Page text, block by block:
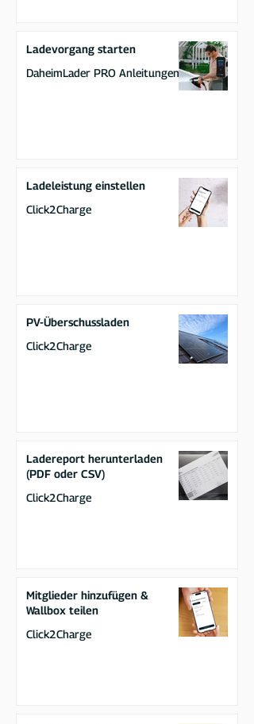
Ladevorgang starten
DaheimLader PRO Anleitungen
Ladeleistung einstellen
Click2Charge
PV-Überschussladen
Click2Charge
Ladereport herunterladen
(PDF oder CSV)
Click2Charge
Mitglieder hinzufügen &
Wallbox teilen
Click2Charge